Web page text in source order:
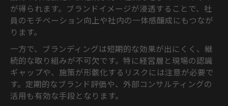
が得られます。ブランドイメージが浸透することで、社
員のモチベーション向上や社内の一体感醸成にもつなが
ります。
一方で、ブランディングは短期的な効果が出にくく、継
続的な取り組みが不可欠です。特に経営層と現場の認識
ギャップや、施策が形骸化するリスクには注意が必要で
す。定期的なブランド評価や、外部コンサルティングの
活用も有効な手段となります。